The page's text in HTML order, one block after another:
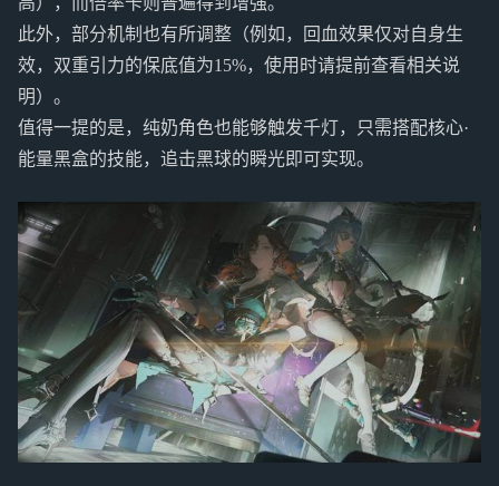
此外，部分机制也有所调整（例如，回血效果仅对自身生
效，双重引力的保底值为15%，使用时请提前查看相关说
明）。
值得一提的是，纯奶角色也能够触发千灯，只需搭配核心·
能量黑盒的技能，追击黑球的瞬光即可实现。